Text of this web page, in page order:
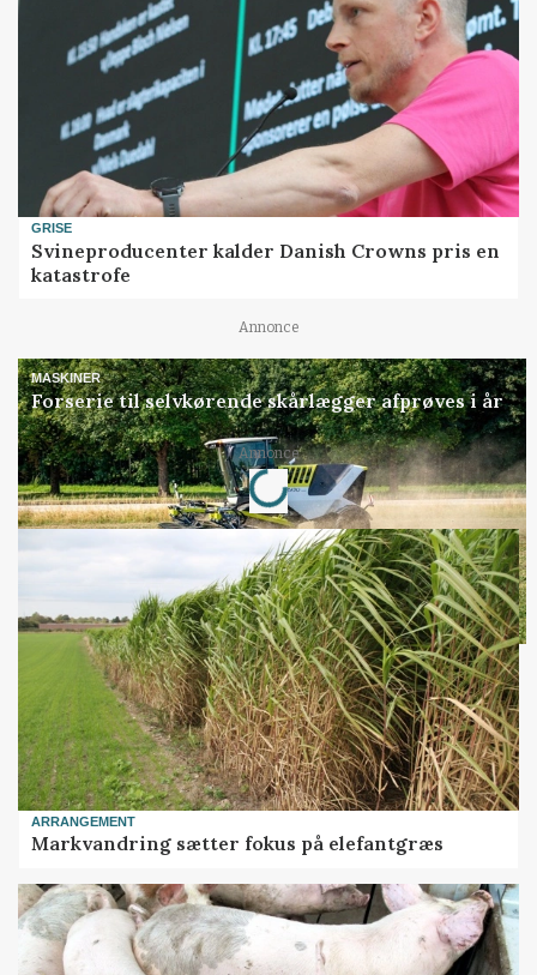
GRISE
Svineproducenter kalder Danish Crowns pris en
katastrofe
Annonce
MASKINER
Forserie til selvkørende skårlægger afprøves i år
Annonce
Loading...
ARRANGEMENT
Markvandring sætter fokus på elefantgræs